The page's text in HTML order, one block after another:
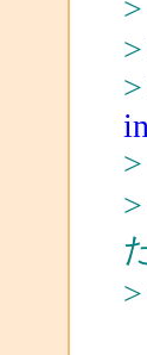
>
>
>